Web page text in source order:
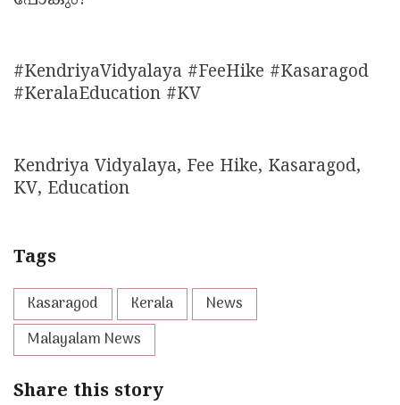
#KendriyaVidyalaya #FeeHike #Kasaragod
#KeralaEducation #KV
Kendriya Vidyalaya, Fee Hike, Kasaragod,
KV, Education
Tags
Kasaragod Kerala
News
Malayalam News
Share this story